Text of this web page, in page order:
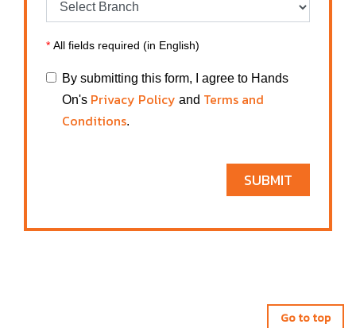
* All fields required (in English)
By submitting this form, I agree to Hands
On's Privacy Policy and Terms and
Conditions.
SUBMIT
Go to top